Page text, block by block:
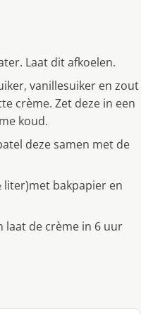
Laat dit afkoelen.
vanillesuiker en zout
crème. Zet deze in een
koud.
deze samen met de
liter)met bakpapier en
laat de crème in 6 uur